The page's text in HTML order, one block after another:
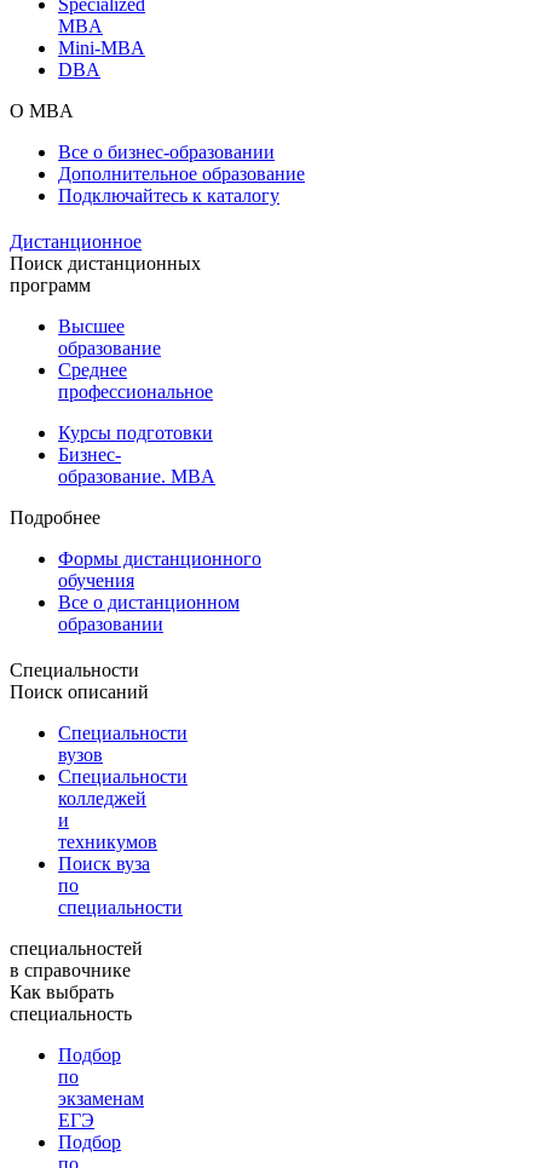
MBA
Mini-MBA
DBA
О MBA
Все о бизнес-образовании
Дополнительное образование
Подключайтесь к каталогу
Дистанционное
Поиск дистанционных
программ
Высшее
образование
Среднее
профессиональное
Курсы подготовки
Бизнес-
образование. MBA
Подробнее
Формы дистанционного
обучения
Все о дистанционном
образовании
Специальности
Поиск описаний
Специальности
вузов
Специальности
колледжей
и
техникумов
Поиск вуза
по
специальности
специальностей
в справочнике
Как выбрать
специальность
Подбор
по
экзаменам
ЕГЭ
Подбор
по